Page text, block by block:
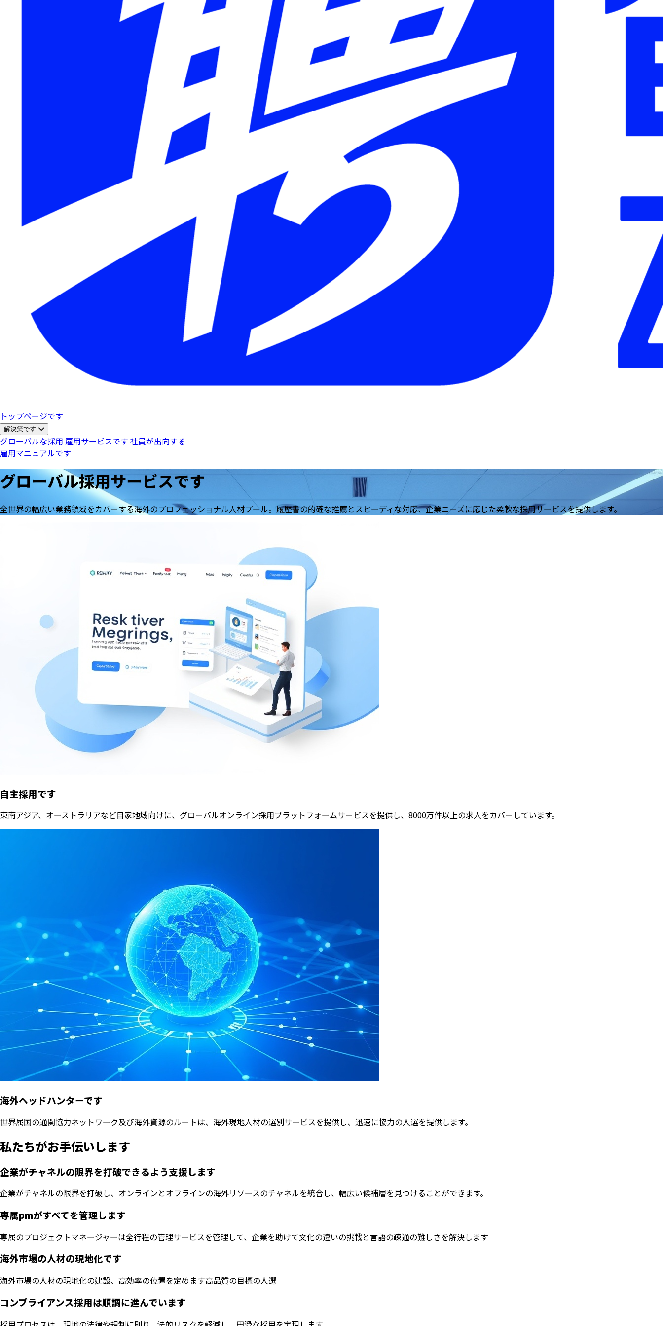
トップページです
解決策です
グローバルな採用 雇用サービスです 社員が出向する
雇用マニュアルです
グローバル採用サービスです
全世界の幅広い業務領域をカバーする海外のプロフェッショナル人材プール。履歴書の的確な推薦とスピーディな対応、企業ニーズに応じた柔軟な採用サービスを提供します。
自主採用です
東南アジア、オーストラリアなど目家地域向けに、グローバルオンライン採用プラットフォームサービスを提供し、8000万件以上の求人をカバーしています。
海外ヘッドハンターです
世界属国の通関協力ネットワーク及び海外資源のルートは、海外現地人材の選別サービスを提供し、迅速に協力の人選を提供します。
私たちがお手伝いします
企業がチャネルの限界を打破できるよう支援します
企業がチャネルの限界を打破し、オンラインとオフラインの海外リソースのチャネルを統合し、幅広い候補層を見つけることができます。
専属pmがすべてを管理します
専属のプロジェクトマネージャーは全行程の管理サービスを管理して、企業を助けて文化の違いの挑戦と言語の疎通の難しさを解決します
海外市場の人材の現地化です
海外市場の人材の現地化の建設、高効率の位置を定めます高品質の目標の人選
コンプライアンス採用は順調に進んでいます